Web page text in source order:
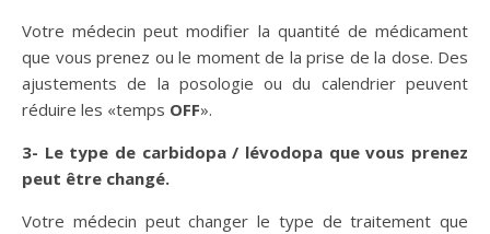
Votre médecin peut modifier la quantité de médicament
que vous prenez ou le moment de la prise de la dose. Des
ajustements de la posologie ou du calendrier peuvent
réduire les «temps OFF».
3- Le type de carbidopa / lévodopa que vous prenez
peut être changé.
Votre médecin peut changer le type de traitement que